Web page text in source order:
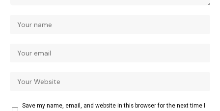
Save my name, email, and website in this browser for the next time I